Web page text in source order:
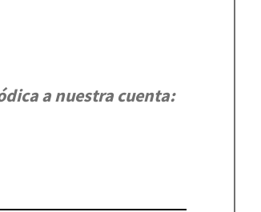
a nuestra cuenta: